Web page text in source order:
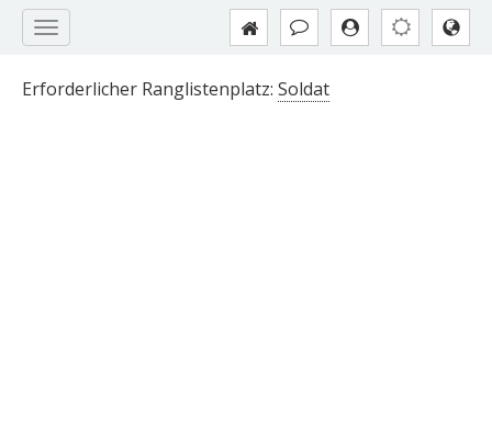
Erforderlicher Ranglistenplatz: Soldat